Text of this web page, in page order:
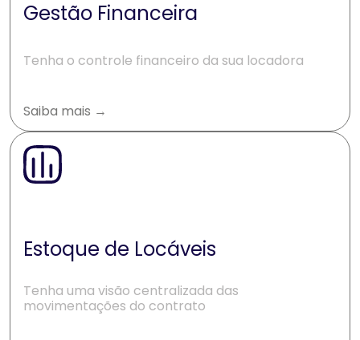
Gestão Financeira
Tenha o controle financeiro da sua locadora
Saiba mais →
Estoque de Locáveis
Tenha uma visão centralizada das
movimentações do contrato